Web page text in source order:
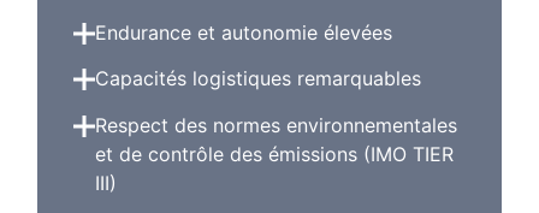
Endurance et autonomie élevées
Capacités logistiques remarquables
Respect des normes environnementales
et de contrôle des émissions (IMO TIER
III)